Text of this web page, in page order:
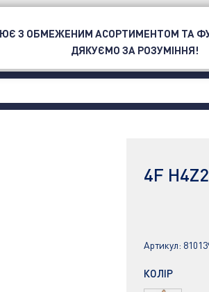
OUTLET
4F
Артикул:
КОЛІР
З ОБМЕЖЕНИМ АСОРТИМЕНТОМ ТА
ДЯКУЄМО ЗА РОЗУМІННЯ!